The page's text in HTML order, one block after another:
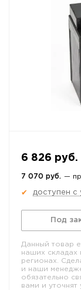
6 826 руб.
7 070 руб. —
✔ доступен с
Под
Данный товар
наших складах
регионах.
и наши
обязательно
вами и уточнят